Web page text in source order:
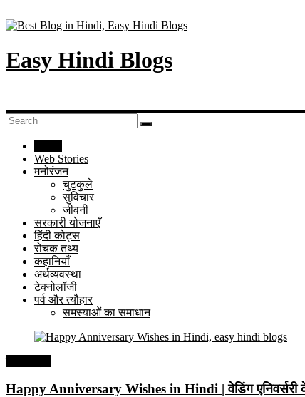
Easy Hindi Blogs
Web Stories
मनोरंजन
चुटकुले
सुविचार
जीवनी
सरकारी योजनाएँ
हिंदी कोट्स
रोचक तथ्य
कहानियाँ
अर्थव्यवस्था
टेक्नोलॉजी
पर्व और त्यौहार
समस्याओं का समाधान
Happy Anniversary Wishes in Hindi | वेडिंग